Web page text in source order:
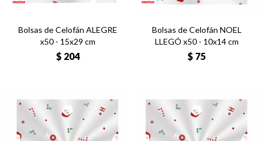
Bolsas de Celofán ALEGRE
x50 - 15x29 cm
$ 204
Bolsas de Celofán NOEL
LLEGÓ x50 - 10x14 cm
$ 75